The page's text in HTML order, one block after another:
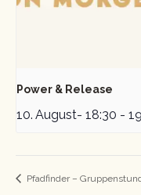
Power & Release
10. August- 18:30 -
Pfadfinder –